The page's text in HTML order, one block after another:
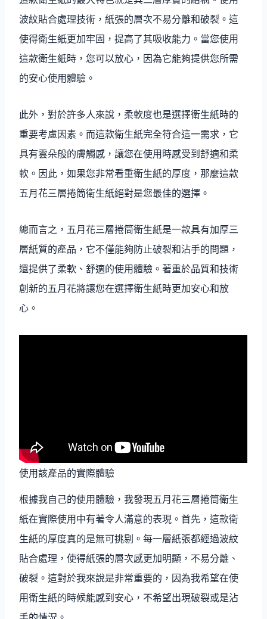
波紋貼合處理技術，紙張的層次不易分離和破裂。這
使得衛生紙更加牢固，提高了其吸收能力。當您使用
這款衛生紙時，您可以放心，因為它能夠提供您所需
的安心使用體驗。
此外，對於許多人來說，柔軟度也是選擇衛生紙時的
重要考慮因素。而這款衛生紙完全符合這一需求，它
具有雲朵般的膚觸感，讓您在使用時感受到舒適和柔
軟。因此，如果您非常看重衛生紙的厚度，那麼這款
五月花三層捲筒衛生紙絕對是您最佳的選擇。
總而言之，五月花三層捲筒衛生紙是一款具有加厚三
層紙質的產品，它不僅能夠防止破裂和沾手的問題，
還提供了柔軟、舒適的使用體驗。著重於品質和技術
創新的五月花將讓您在選擇衛生紙時更加安心和放
心。
使用該產品的實際體驗
根據我自己的使用體驗，我發現五月花三層捲筒衛生
紙在實際使用中有著令人滿意的表現。首先，這款衛
生紙的厚度真的是無可挑剔。每一層紙張都經過波紋
貼合處理，使得紙張的層次感更加明顯，不易分離、
破裂。這對於我來說是非常重要的，因為我希望在使
用衛生紙的時候能感到安心，不希望出現破裂或是沾